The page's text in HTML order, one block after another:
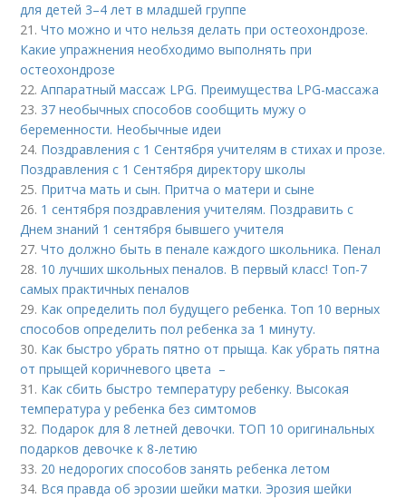
для детей 3–4 лет в младшей группе
21.Что можно и что нельзя делать при остеохондрозе.
Какие упражнения необходимо выполнять при
остеохондрозе
22.Аппаратный массаж LPG. Преимущества LPG-массажа
23. 37 необычных способов сообщить мужу о
беременности. Необычные идеи
24. Поздравления с 1 Сентября учителям в стихах и прозе.
Поздравления с 1 Сентября директору школы
25. Притча мать и сын. Притча о матери и сыне
26. 1 сентября поздравления учителям. Поздравить с
Днем знаний 1 сентября бывшего учителя
27.Что должно быть в пенале каждого школьника. Пенал
28. 10 лучших школьных пеналов. В первый класс! Топ-7
самых практичных пеналов
29. Как определить пол будущего ребенка. Топ 10 верных
способов определить пол ребенка за 1 минуту.
30. Как быстро убрать пятно от прыща. Как убрать пятна
от прыщей коричневого цвета –
31. Как сбить быстро температуру ребенку. Высокая
температура у ребенка без симтомов
32. Подарок для 8 летней девочки. ТОП 10 оригинальных
подарков девочке к 8-летию
33. 20 недорогих способов занять ребенка летом
34. Вся правда об эрозии шейки матки. Эрозия шейки